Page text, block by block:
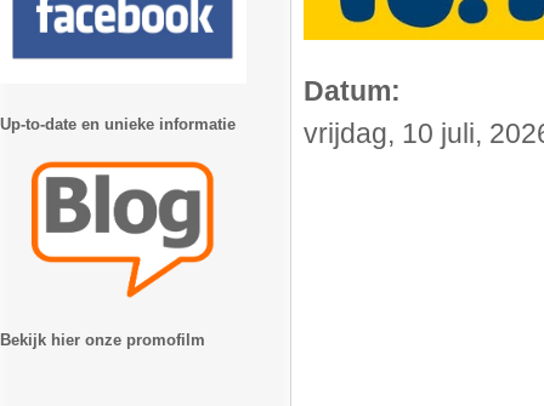
Datum:
vrijdag, 10 juli,
Up-to-date en unieke informatie
Bekijk hier onze promofilm